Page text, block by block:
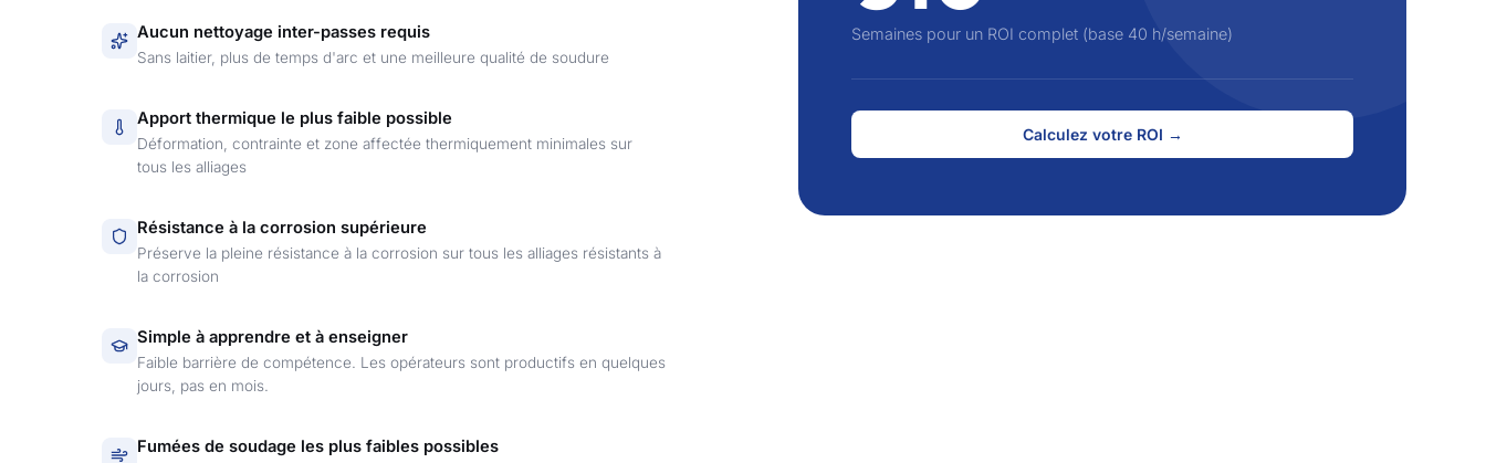
Aucun nettoyage inter-passes requis
Sans laitier, plus de temps d'arc et une meilleure qualité de soudure
Apport thermique le plus faible possible
Déformation, contrainte et zone affectée thermiquement minimales sur
tous les alliages
Résistance à la corrosion supérieure
Préserve la pleine résistance à la corrosion sur tous les alliages résistants à
la corrosion
Simple à apprendre et à enseigner
Faible barrière de compétence. Les opérateurs sont productifs en quelques
jours, pas en mois.
Fumées de soudage les plus faibles possibles
Semaines pour un ROI complet (base 40 h/semaine)
Calculez votre ROI →